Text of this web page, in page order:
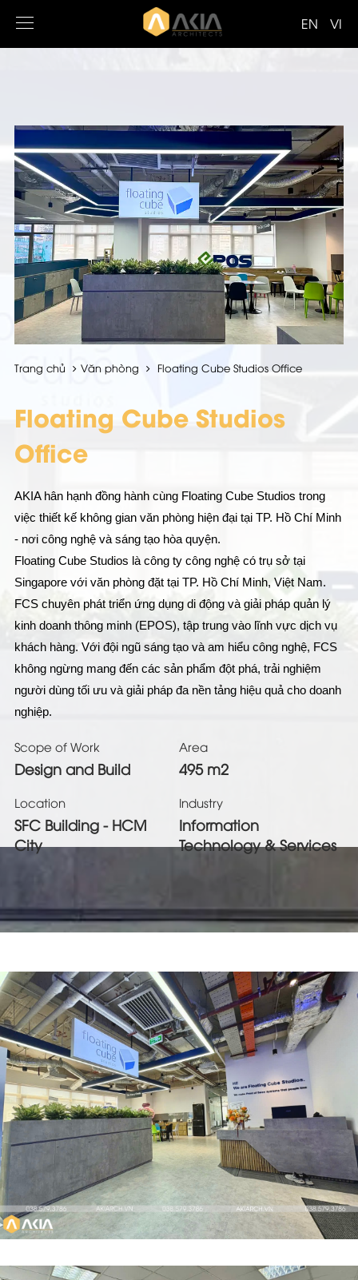
EN VI
Trang chủ Văn phòng Floating Cube Studios Office
Floating Cube Studios
Office
AKIA hân hạnh đồng hành cùng Floating Cube Studios trong
việc thiết kế không gian văn phòng hiện đại tại TP. Hồ Chí Minh
- nơi công nghệ và sáng tạo hòa quyện.
Floating Cube Studios là công ty công nghệ có trụ sở tại
Singapore với văn phòng đặt tại TP. Hồ Chí Minh, Việt Nam.
FCS chuyên phát triển ứng dụng di động và giải pháp quản lý
kinh doanh thông minh (EPOS), tập trung vào lĩnh vực dịch vụ
khách hàng. Với đội ngũ sáng tạo và am hiểu công nghệ, FCS
không ngừng mang đến các sản phẩm đột phá, trải nghiệm
người dùng tối ưu và giải pháp đa nền tảng hiệu quả cho doanh
nghiệp.
Scope of Work
Design and Build
Area
495 m2
Location
SFC Building - HCM
City
Industry
Information
Technology & Services